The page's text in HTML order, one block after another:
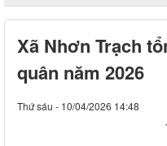
Xã Nhơn Trạch
quân năm 2026
Thứ sáu - 10/04/2026 14:48